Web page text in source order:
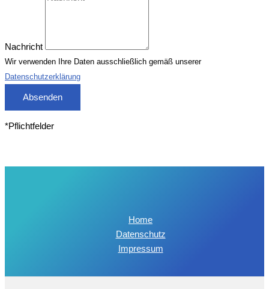
Nachricht
Wir verwenden Ihre Daten ausschließlich gemäß unserer
Datenschutzerklärung
Absenden
*Pflichtfelder
Home
Datenschutz
Impressum